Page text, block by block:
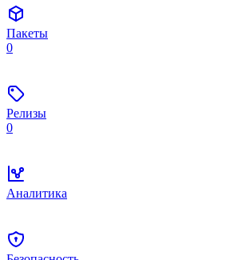
Пакеты
0
Релизы
0
Аналитика